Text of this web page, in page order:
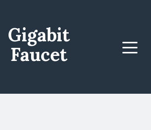
Gigabit
Faucet
Menu